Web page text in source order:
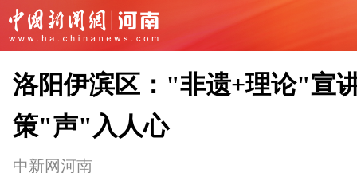
洛阳伊滨区："非遗+理论"宣
策"声"入人心
中新网河南